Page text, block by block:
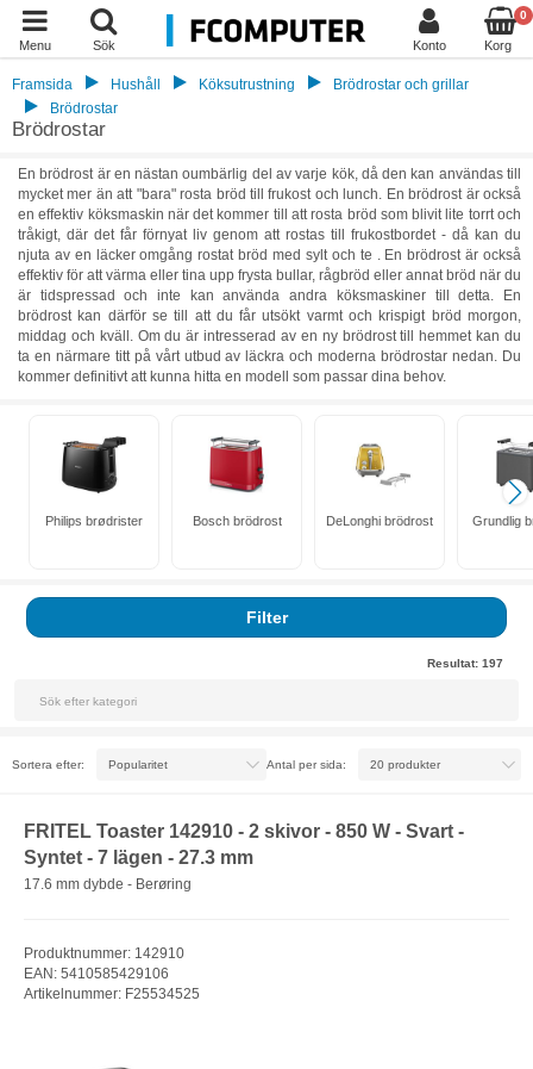
Menu Sök Konto
0
Korg
Framsida Hushåll Köksutrustning
Brödrostar och grillar
Brödrostar
Brödrostar
En brödrost är en nästan oumbärlig del av varje kök, då den kan användas till
mycket mer än att "bara" rosta bröd till frukost och lunch. En brödrost är också
en effektiv köksmaskin när det kommer till att rosta bröd som blivit lite torrt och
tråkigt, där det får förnyat liv genom att rostas till frukostbordet - då kan du
njuta av en läcker omgång rostat bröd med sylt och te . En brödrost är också
effektiv för att värma eller tina upp frysta bullar, rågbröd eller annat bröd när du
är tidspressad och inte kan använda andra köksmaskiner till detta. En
brödrost kan därför se till att du får utsökt varmt och krispigt bröd morgon,
middag och kväll. Om du är intresserad av en ny brödrost till hemmet kan du
ta en närmare titt på vårt utbud av läckra och moderna brödrostar nedan. Du
kommer definitivt att kunna hitta en modell som passar dina behov.
Philips brødrister Bosch brödrost DeLonghi brödrost Grundlig
Filter
Resultat: 197
Sortera efter: Antal per sida:
FRITEL Toaster 142910 - 2 skivor - 850 W - Svart -
Syntet - 7 lägen - 27.3 mm
17.6 mm dybde - Berøring
Produktnummer: 142910
EAN: 5410585429106
Artikelnummer: F25534525